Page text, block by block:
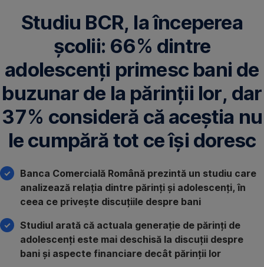
Studiu BCR, la începerea
școlii: 66% dintre
adolescenți primesc bani de
buzunar de la părinții lor, dar
37% consideră că aceștia nu
le cumpără tot ce își doresc
Banca Comercială Română prezintă un studiu care
analizează relația dintre părinți și adolescenți, în
ceea ce privește discuțiile despre bani
Studiul arată că actuala generație de părinți de
adolescenți este mai deschisă la discuții despre
bani și aspecte financiare decât părinții lor